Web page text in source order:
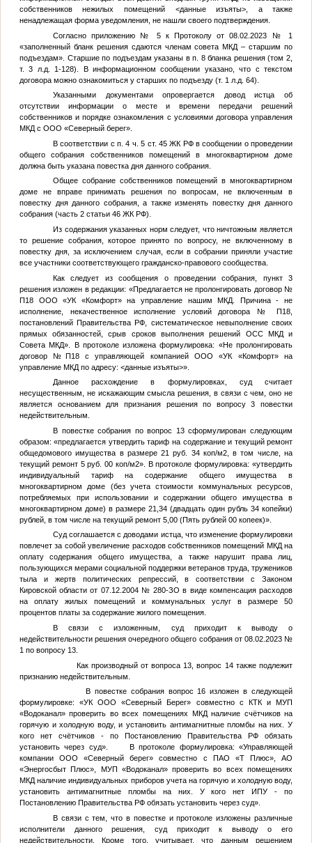
собственников нежилых помещений <данные изъяты> , а также
ненадлежащая форма уведомления, не нашли своего подтверждения.
Согласно приложению № 5 к Протоколу от 08.02.2023 № 1
«заполненный бланк решения сдаются членам совета МКД – старшим по
подъездам». Старшие по подъездам указаны в п. 8 бланка решения (том 2,
т. 3 л.д. 1-128). В информационном сообщении указано, что с текстом
договора можно ознакомиться у старших по подъезду (т. 1 л.д. 64).
Указанными документами опровергается довод истца об
отсутствии информации о месте и времени передачи решений
собственников и порядке ознакомления с условиями договора управления
МКД с ООО «Северный берег».
В соответствии с п. 4 ч. 5 ст. 45 ЖК РФ в сообщении о проведении
общего собрания собственников помещений в многоквартирном доме
должна быть указана повестка дня данного собрания.
Общее собрание собственников помещений в многоквартирном
доме не вправе принимать решения по вопросам, не включенным в
повестку дня данного собрания, а также изменять повестку дня данного
собрания (часть 2 статьи 46 ЖК РФ).
Из содержания указанных норм следует, что ничтожным является
то решение собрания, которое принято по вопросу, не включенному в
повестку дня, за исключением случая, если в собрании приняли участие
все участники соответствующего гражданско-правового сообщества.
Как следует из сообщения о проведении собрания, пункт 3
решения изложен в редакции: «Предлагается не пролонгировать договор №
П18 ООО «УК «Комфорт» на управление нашим МКД. Причина - не
исполнение, некачественное исполнение условий договора № П18,
постановлений Правительства РФ, систематическое невыполнение своих
прямых обязанностей, срыв сроков выполнения решений ОСС МКД и
Совета МКД». В протоколе изложена формулировка: «Не пролонгировать
договор №П18 с управляющей компанией ООО «УК «Комфорт» на
управление МКД по адресу: <данные изъяты>».
Данное расхождение в формулировках, суд считает
несущественным, не искажающим смысла решения, в связи с чем, оно не
является основанием для признания решения по вопросу 3 повестки
недействительным.
В повестке собрания по вопрос 13 сформулирован следующим
образом: «предлагается утвердить тариф на содержание и текущий ремонт
общедомового имущества в размере 21 руб. 34 коп/м2, в том числе, на
текущий ремонт 5 руб. 00 коп/м2». В протоколе формулировка: «утвердить
индивидуальный тариф на содержание общего имущества в
многоквартирном доме (без учета стоимости коммунальных ресурсов,
потребляемых при использовании и содержании общего имущества в
многоквартирном доме) в размере 21,34 (двадцать один рубль 34 копейки)
рублей, в том числе на текущий ремонт 5,00 (Пять рублей 00 копеек)».
Суд соглашается с доводами истца, что изменение формулировки
повлечет за собой увеличение расходов собственников помещений МКД на
оплату содержания общего имущества, а также нарушит права лиц,
пользующихся мерами социальной поддержки ветеранов труда, тружеников
тыла и жертв политических репрессий, в соответствии с Законом
Кировской области от 07.12.2004 № 280-ЗО в виде компенсация расходов
на оплату жилых помещений и коммунальных услуг в размере 50
процентов платы за содержание жилого помещения.
В связи с изложенным, суд приходит к выводу о
недействительности решения очередного общего собрания от 08.02.2023 №
1 по вопросу 13.
Как производный от вопроса 13, вопрос 14 также подлежит
признанию недействительным.
В повестке собрания вопрос 16 изложен в следующей
формулировке: «УК ООО «Северный Берег» совместно с КТК и МУП
«Водоканал» проверить во всех помещениях МКД наличие счётчиков на
горячую и холодную воду, и установить антимагнитные пломбы на них. У
кого нет счётчиков - по Постановлению Правительства РФ обязать
установить через суд». В протоколе формулировка: «Управляющей
компании ООО «Северный берег» совместно с ПАО «Т Плюс», АО
«Энергосбыт Плюс», МУП «Водоканал» проверить во всех помещениях
МКД наличие индивидуальных приборов учета на горячую и холодную воду,
установить антимагнитные пломбы на них. У кого нет ИПУ - по
Постановлению Правительства РФ обязать установить через суд».
В связи с тем, что в повестке и протоколе изложены различные
исполнители данного решения, суд приходит к выводу о его
недействительности. Кроме того, учитывает, что данным решением